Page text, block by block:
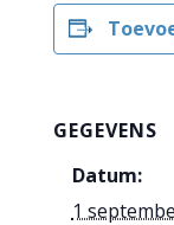
GEGEVENS
Datum:
1